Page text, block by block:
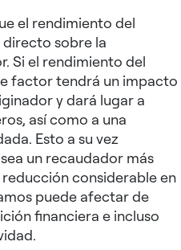
el rendimiento del
sobre la
Si el rendimiento del
factor tendrá un impacto
y dará lugar a
así como a una
Esto a su vez
un recaudador más
considerable en
puede afectar de
financiera e incluso